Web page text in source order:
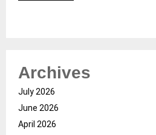
Archives
July 2026
June 2026
April 2026